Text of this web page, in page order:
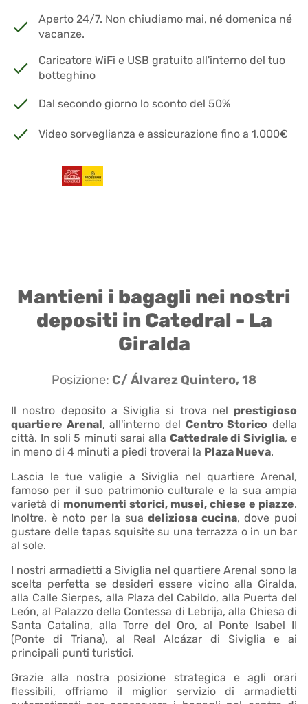
Aperto 24/7. Non chiudiamo mai, né domenica né
vacanze.
Caricatore WiFi e USB gratuito all'interno del tuo
botteghino
Dal secondo giorno lo sconto del 50%
Video sorveglianza e assicurazione fino a 1.000€
Mantieni i bagagli nei nostri
depositi in Catedral - La
Giralda
Posizione: C/ Álvarez Quintero, 18
Il nostro deposito a Siviglia si trova nel prestigioso
quartiere Arenal, all'interno del Centro Storico della
città. In soli 5 minuti sarai alla Cattedrale di Siviglia, e
in meno di 4 minuti a piedi troverai la Plaza Nueva.
Lascia le tue valigie a Siviglia nel quartiere Arenal,
famoso per il suo patrimonio culturale e la sua ampia
varietà di monumenti storici, musei, chiese e piazze.
Inoltre, è noto per la suadeliziosa cucina, dove puoi
gustare delle tapas squisite su una terrazza o in un bar
al sole.
I nostri armadietti a Siviglia nel quartiere Arenal sono la
scelta perfetta se desideri essere vicino alla Giralda,
alla Calle Sierpes, alla Plaza del Cabildo, alla Puerta del
León, al Palazzo della Contessa di Lebrija, alla Chiesa di
Santa Catalina, alla Torre del Oro, al Ponte Isabel II
(Ponte di Triana), al Real Alcázar di Siviglia e ai
principali punti turistici.
Grazie alla nostra posizione strategica e agli orari
flessibili, offriamo il miglior servizio di armadietti